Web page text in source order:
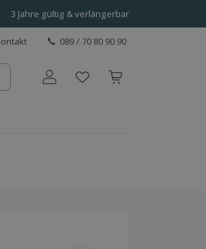
3 Jahre gültig & verlängerbar
089 / 70 80 90 90
Benutzerkonto